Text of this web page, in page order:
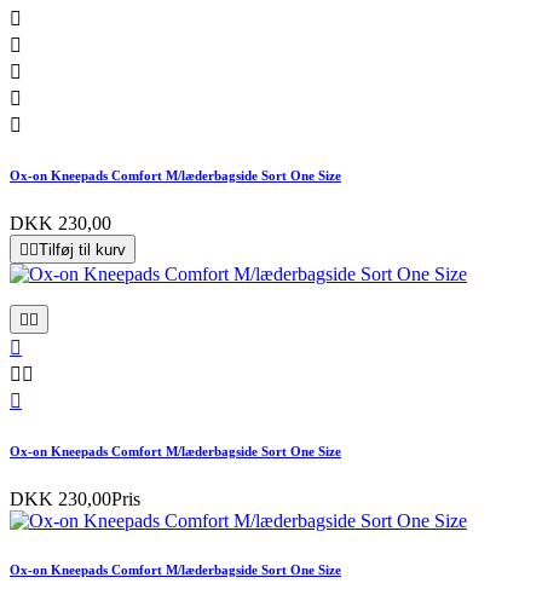





Ox-on Kneepads Comfort M/læderbagside Sort One Size
DKK 230,00
 Tilføj til kurv
 

 

Ox-on Kneepads Comfort M/læderbagside Sort One Size
DKK 230,00Pris
Ox-on Kneepads Comfort M/læderbagside Sort One Size